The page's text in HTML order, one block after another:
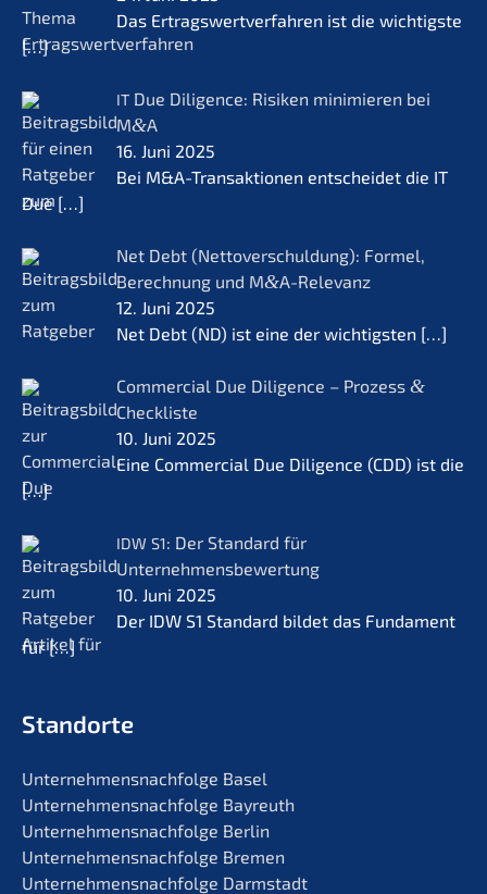
Das Ertrags­wert­ver­fah­ren ist die wichtigs­te
[…]
IT Due Diligence: Risiken minimie­ren bei
M&A
16. Juni 2025
Bei M&A-Transaktionen entschei­det die IT
Due […]
Net Debt (Netto­ver­schul­dung): Formel,
Berech­nung und M&A-Relevanz
12. Juni 2025
Net Debt (ND) ist eine der wichtigs­ten […]
Commer­cial Due Diligence – Prozess &
Checkliste
10. Juni 2025
Eine Commer­cial Due Diligence (CDD) ist die
[…]
IDW S1: Der Standard für
Unternehmensbewertung
10. Juni 2025
Der IDW S1 Standard bildet das Funda­ment
für[…]
Standorte
Unternehmens­nachfolge Basel
Unternehmens­nachfolge Bayreuth
Unternehmens­nachfolge Berlin
Unternehmens­nachfolge Bremen
Unternehmens­nachfolge Darmstadt